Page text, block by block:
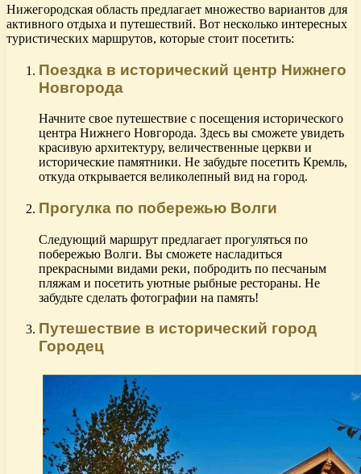
Нижегородская область предлагает множество вариантов для
активного отдыха и путешествий. Вот несколько интересных
туристических маршрутов, которые стоит посетить:
Поездка в исторический центр Нижнего
Новгорода
Начните свое путешествие с посещения исторического
центра Нижнего Новгорода. Здесь вы сможете увидеть
красивую архитектуру, величественные церкви и
исторические памятники. Не забудьте посетить Кремль,
откуда открывается великолепный вид на город.
Прогулка по побережью Волги
Следующий маршрут предлагает прогуляться по
побережью Волги. Вы сможете насладиться
прекрасными видами реки, побродить по песчаным
пляжам и посетить уютные рыбные рестораны. Не
забудьте сделать фотографии на память!
Путешествие в исторический город
Городец